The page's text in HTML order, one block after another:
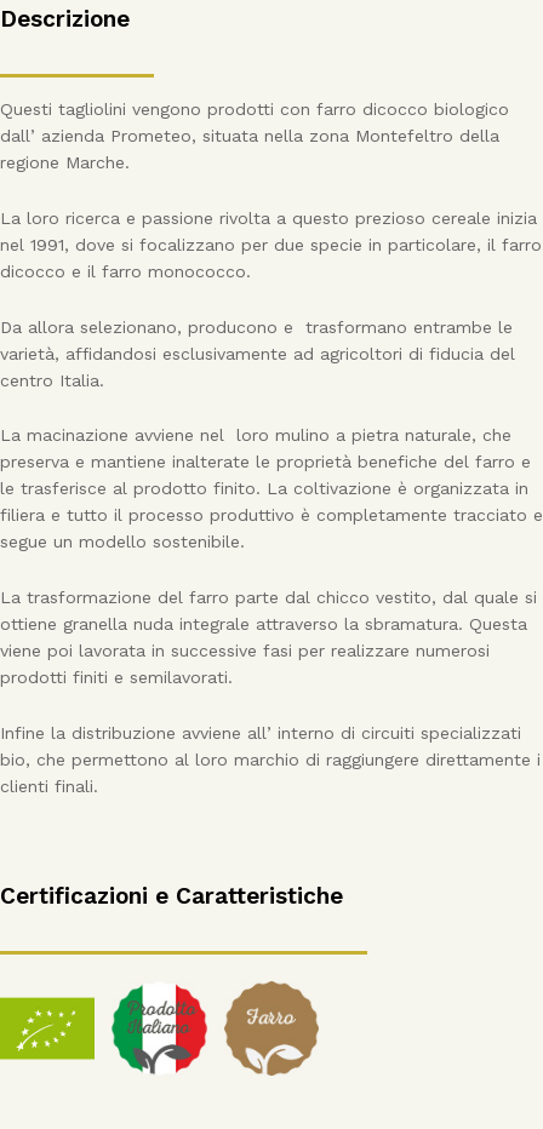
Descrizione
Questi tagliolini vengono prodotti con farro dicocco biologico
dall’ azienda Prometeo, situata nella zona Montefeltro della
regione Marche.
La loro ricerca e passione rivolta a questo prezioso cereale inizia
nel 1991, dove si focalizzano per due specie in particolare, il farro
dicocco e il farro monococco.
Da allora selezionano, producono e trasformano entrambe le
varietà, affidandosi esclusivamente ad agricoltori di fiducia del
centro Italia.
La macinazione avviene nel loro mulino a pietra naturale, che
preserva e mantiene inalterate le proprietà benefiche del farro e
le trasferisce al prodotto finito. La coltivazione è organizzata in
filiera e tutto il processo produttivo è completamente tracciato e
segue un modello sostenibile.
La trasformazione del farro parte dal chicco vestito, dal quale si
ottiene granella nuda integrale attraverso la sbramatura. Questa
viene poi lavorata in successive fasi per realizzare numerosi
prodotti finiti e semilavorati.
Infine la distribuzione avviene all’ interno di circuiti specializzati
bio, che permettono al loro marchio di raggiungere direttamente i
clienti finali.
Certificazioni e Caratteristiche